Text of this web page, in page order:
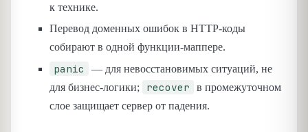
к технике.
Перевод доменных ошибок в HTTP-коды
собирают в одной функции-маппере.
panic
— для невосстановимых ситуаций, не
для бизнес-логики;
recover
в промежуточном
слое защищает сервер от падения.